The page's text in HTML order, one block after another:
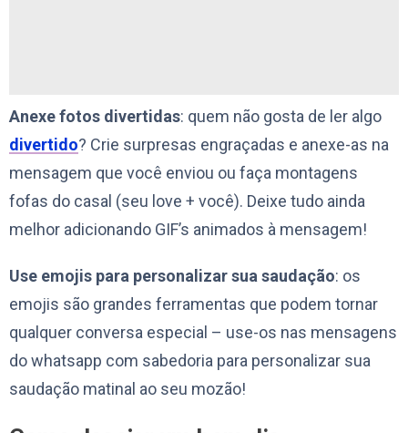
Anexe fotos divertidas: quem não gosta de ler algo
divertido? Crie surpresas engraçadas e anexe-as na
mensagem que você enviou ou faça montagens
fofas do casal (seu love + você). Deixe tudo ainda
melhor adicionando GIF’s animados à mensagem!
Use emojis para personalizar sua saudação: os
emojis são grandes ferramentas que podem tornar
qualquer conversa especial – use-os nas mensagens
do whatsapp com sabedoria para personalizar sua
saudação matinal ao seu mozão!